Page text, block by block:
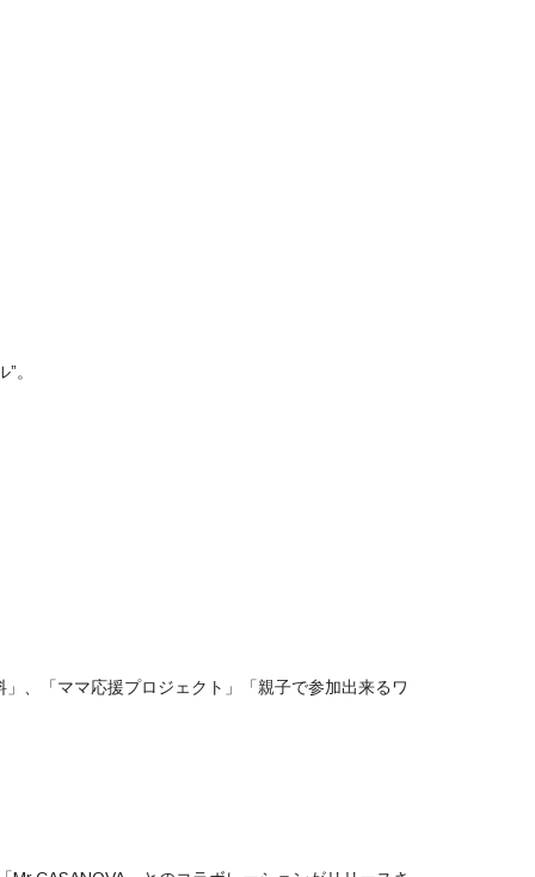
。
、「ママ応援プロジェクト」「親子で参加出来るワ